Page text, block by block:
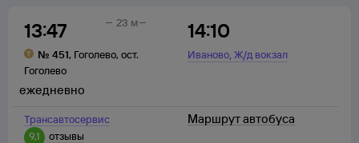
13:47
№ 451, Гоголево, ост.
Гоголево
14:10
Иваново,Ж/д вокзал
23 м
Трансавтосервис
9,1
отзывы
ежедневно
Маршрут автобуса